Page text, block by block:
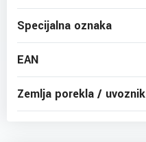
Specijalna oznaka
EAN
Zemlja porekla / uvoznik